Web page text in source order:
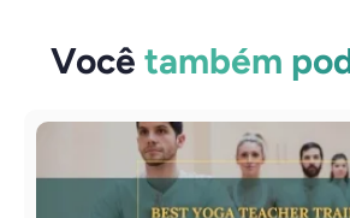
Você também